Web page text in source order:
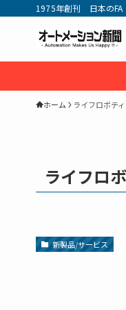
1975年創刊 日本のFA
ホーム ライフロボテ
ライフロ
新製品/サービス